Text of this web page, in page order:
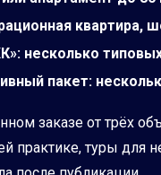
квартира,
несколько
пакет:
заказе от трёх
практике, туры для